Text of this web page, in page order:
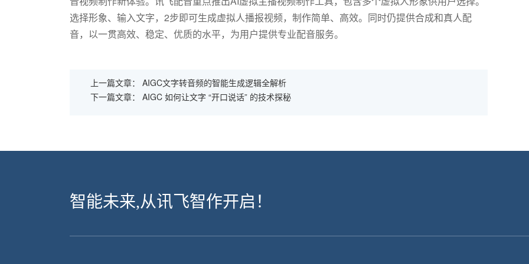
选择形象、输入文字，2步即可生成虚拟人播报视频，制作简单、高效。同时仍提供合成和真人配
音，以一贯高效、稳定、优质的水平，为用户提供专业配音服务。
上一篇文章： AIGC文字转音频的智能生成逻辑全解析
下一篇文章： AIGC 如何让文字 “开口说话” 的技术探秘
智能未来,从讯飞智作开启！